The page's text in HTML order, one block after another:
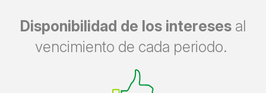
Disponibilidad de los intereses al
vencimiento de cada periodo.